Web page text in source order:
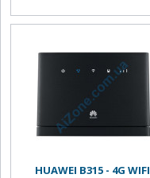
HUAWEI B315 - 4G WIFI